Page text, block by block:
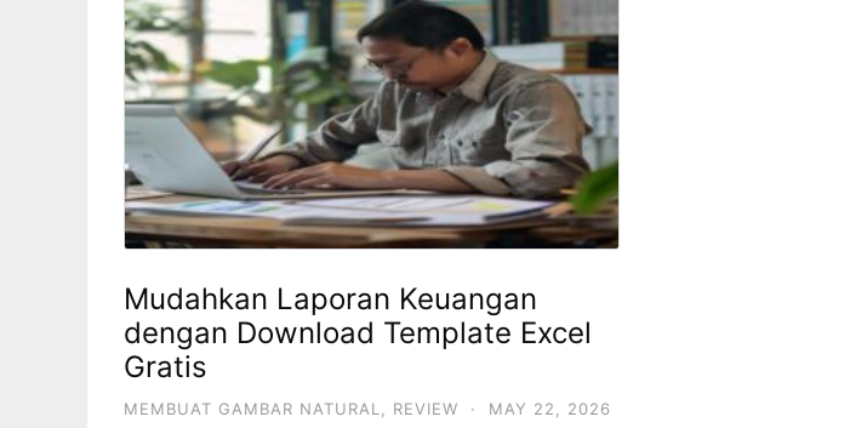
Mudahkan Laporan Keuangan
dengan Download Template Excel
Gratis
MEMBUAT GAMBAR NATURAL, REVIEW · MAY 22, 2026